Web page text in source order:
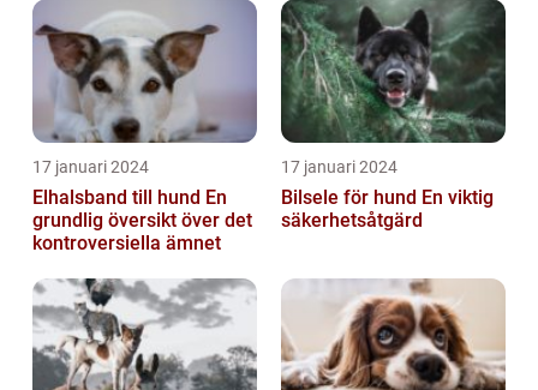
17 januari 2024
Elhalsband till hund En
grundlig översikt över det
kontroversiella ämnet
17 januari 2024
Bilsele för hund En viktig
säkerhetsåtgärd